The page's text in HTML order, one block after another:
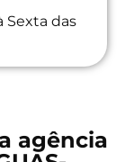
Sexta das
agência